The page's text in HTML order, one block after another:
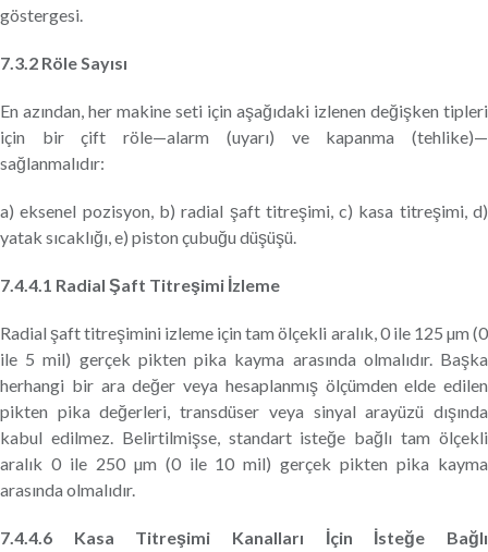
göstergesi.
7.3.2 Röle Sayısı
En azından, her makine seti için aşağıdaki izlenen değişken tipleri
için bir çift röle—alarm (uyarı) ve kapanma (tehlike)—
sağlanmalıdır:
a) eksenel pozisyon, b) radial şaft titreşimi, c) kasa titreşimi, d)
yatak sıcaklığı, e) piston çubuğu düşüşü.
7.4.4.1 Radial Şaft Titreşimi İzleme
Radial şaft titreşimini izleme için tam ölçekli aralık, 0 ile 125 µm (0
ile 5 mil) gerçek pikten pika kayma arasında olmalıdır. Başka
herhangi bir ara değer veya hesaplanmış ölçümden elde edilen
pikten pika değerleri, transdüser veya sinyal arayüzü dışında
kabul edilmez. Belirtilmişse, standart isteğe bağlı tam ölçekli
aralık 0 ile 250 µm (0 ile 10 mil) gerçek pikten pika kayma
arasında olmalıdır.
7.4.4.6 Kasa Titreşimi Kanalları İçin İsteğe Bağlı